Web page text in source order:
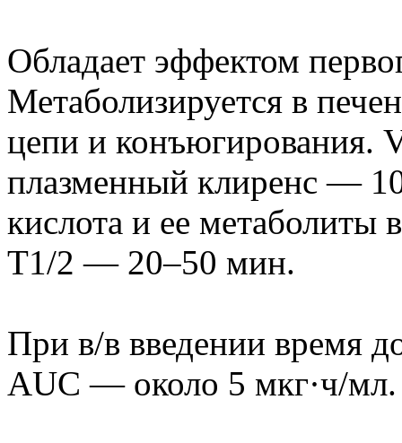
Обладает эффектом
Метаболизируется в
цепи и
плазменный клиренс —
кислота и ее метаболиты
T1/2 — 20–50 мин.
При в/в введении время
AUC — около 5 мкг·ч/мл.